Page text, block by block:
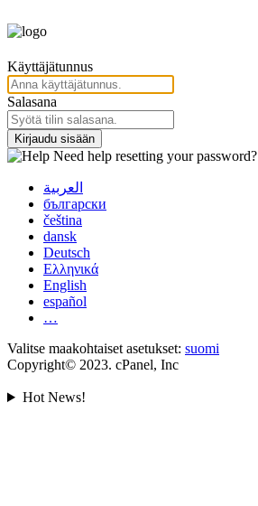
Käyttäjätunnus
Salasana
Kirjaudu sisään
Need help resetting your password?
العربية
български
čeština
dansk
Deutsch
Ελληνικά
English
español
…
Valitse maakohtaiset asetukset: suomi
Copyright© 2023. cPanel, Inc
Hot News!